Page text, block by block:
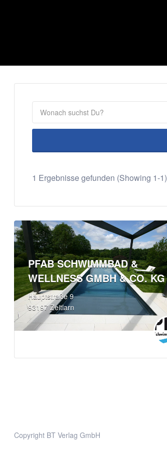
1 Ergebnisse gefunden (Showing 1-1)
PFAB SCHWIMMBAD &
WELLNESS GMBH & CO. KG
Hauptstraße 9
93197 Zeitlarn
Copyright BT Verlag GmbH